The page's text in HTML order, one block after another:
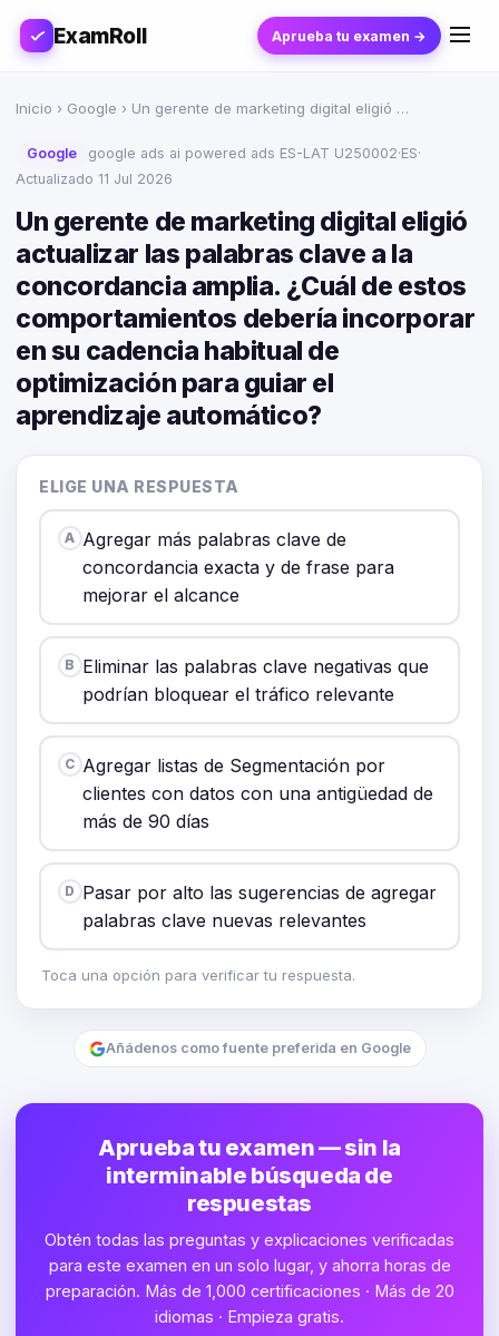
ExamRoll Aprueba tu examen →
Inicio › Google › Un gerente de marketing digital eligió …
Google google ads ai powered ads ES-LAT U250002·ES·
Actualizado 11 Jul 2026
Un gerente de marketing digital eligió
actualizar las palabras clave a la
concordancia amplia. ¿Cuál de estos
comportamientos debería incorporar
en su cadencia habitual de
optimización para guiar el
aprendizaje automático?
ELIGE UNA RESPUESTA
A Agregar más palabras clave de
concordancia exacta y de frase para
mejorar el alcance
B Eliminar las palabras clave negativas que
podrían bloquear el tráfico relevante
C Agregar listas de Segmentación por
clientes con datos con una antigüedad de
más de 90 días
D Pasar por alto las sugerencias de agregar
palabras clave nuevas relevantes
Toca una opción para verificar tu respuesta.
Añádenos como fuente preferida en Google
Aprueba tu examen — sin la
interminable búsqueda de
respuestas
Obtén todas las preguntas y explicaciones verificadas
para este examen en un solo lugar, y ahorra horas de
preparación. Más de 1,000 certificaciones · Más de 20
idiomas · Empieza gratis.